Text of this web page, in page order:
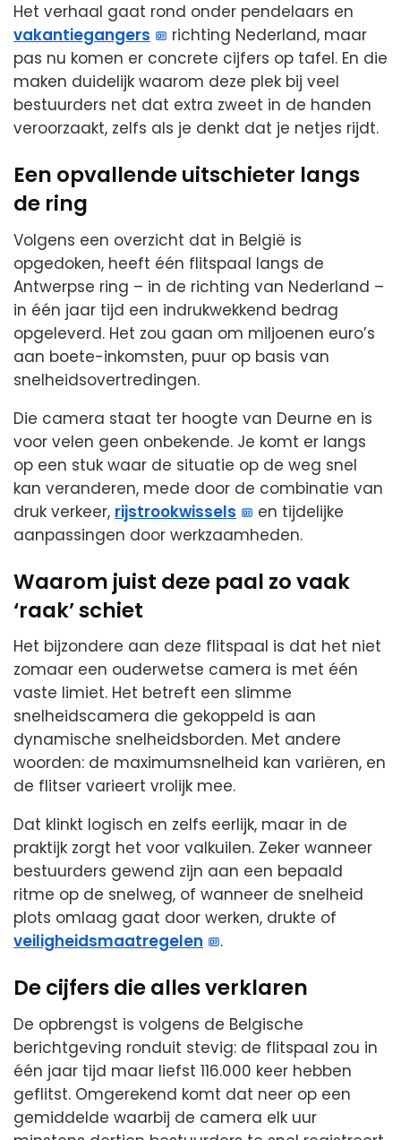
Het verhaal gaat rond onder pendelaars en
vakantiegangers
richting Nederland, maar
pas nu komen er concrete cijfers op tafel. En die
maken duidelijk waarom deze plek bij veel
bestuurders net dat extra zweet in de handen
veroorzaakt, zelfs als je denkt dat je netjes rijdt.
Een opvallende uitschieter langs
de ring
Volgens een overzicht dat in België is
opgedoken, heeft één flitspaal langs de
Antwerpse ring – in de richting van Nederland –
in één jaar tijd een indrukwekkend bedrag
opgeleverd. Het zou gaan om miljoenen euro’s
aan boete-inkomsten, puur op basis van
snelheidsovertredingen.
Die camera staat ter hoogte van Deurne en is
voor velen geen onbekende. Je komt er langs
op een stuk waar de situatie op de weg snel
kan veranderen, mede door de combinatie van
druk verkeer, rijstrookwissels
en tijdelijke
aanpassingen door werkzaamheden.
Waarom juist deze paal zo vaak
‘raak’ schiet
Het bijzondere aan deze flitspaal is dat het niet
zomaar een ouderwetse camera is met één
vaste limiet. Het betreft een slimme
snelheidscamera die gekoppeld is aan
dynamische snelheidsborden. Met andere
woorden: de maximumsnelheid kan variëren, en
de flitser varieert vrolijk mee.
Dat klinkt logisch en zelfs eerlijk, maar in de
praktijk zorgt het voor valkuilen. Zeker wanneer
bestuurders gewend zijn aan een bepaald
ritme op de snelweg, of wanneer de snelheid
plots omlaag gaat door werken, drukte of
veiligheidsmaatregelen
.
De cijfers die alles verklaren
De opbrengst is volgens de Belgische
berichtgeving ronduit stevig: de flitspaal zou in
één jaar tijd maar liefst 116.000 keer hebben
geflitst. Omgerekend komt dat neer op een
gemiddelde waarbij de camera elk uur